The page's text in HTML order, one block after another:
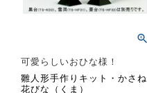
可愛らしいおひな様！
雛人形手作りキット・かさね
花びな（くま）